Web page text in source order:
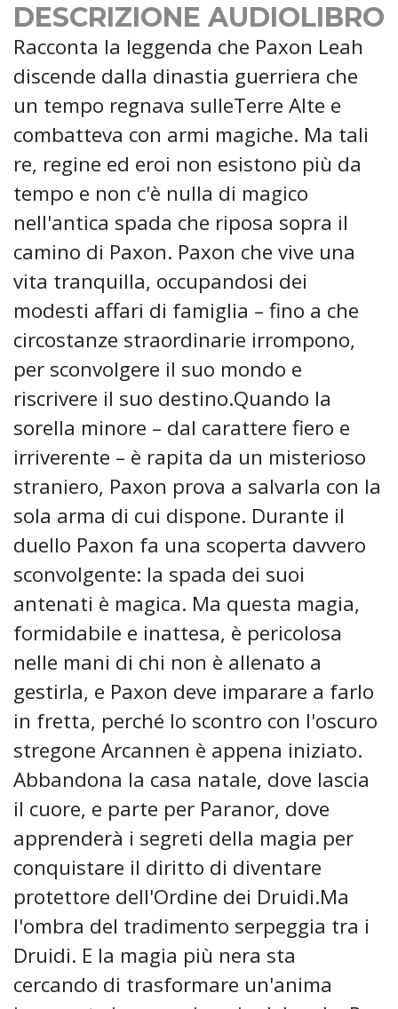
DESCRIZIONE AUDIOLIBRO
Racconta la leggenda che Paxon Leah
discende dalla dinastia guerriera che
un tempo regnava sulleTerre Alte e
combatteva con armi magiche. Ma tali
re, regine ed eroi non esistono più da
tempo e non c'è nulla di magico
nell'antica spada che riposa sopra il
camino di Paxon. Paxon che vive una
vita tranquilla, occupandosi dei
modesti affari di famiglia – fino a che
circostanze straordinarie irrompono,
per sconvolgere il suo mondo e
riscrivere il suo destino.Quando la
sorella minore – dal carattere fiero e
irriverente – è rapita da un misterioso
straniero, Paxon prova a salvarla con la
sola arma di cui dispone. Durante il
duello Paxon fa una scoperta davvero
sconvolgente: la spada dei suoi
antenati è magica. Ma questa magia,
formidabile e inattesa, è pericolosa
nelle mani di chi non è allenato a
gestirla, e Paxon deve imparare a farlo
in fretta, perché lo scontro con l'oscuro
stregone Arcannen è appena iniziato.
Abbandona la casa natale, dove lascia
il cuore, e parte per Paranor, dove
apprenderà i segreti della magia per
conquistare il diritto di diventare
protettore dell'Ordine dei Druidi.Ma
l'ombra del tradimento serpeggia tra i
Druidi. E la magia più nera sta
cercando di trasformare un'anima